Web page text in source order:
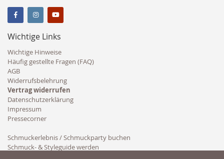
Wichtige Links
Wichtige Hinweise
Häufig gestellte Fragen (FAQ)
AGB
Widerrufsbelehrung
Vertrag widerrufen
Datenschutzerklärung
Impressum
Pressecorner
Schmuckerlebnis / Schmuckparty buchen
Schmuck- & Styleguide werden